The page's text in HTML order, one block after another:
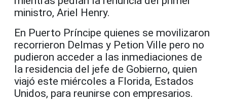
ministro, Ariel Henry.
En Puerto Príncipe quienes se movilizaron
recorrieron Delmas y Petion Ville pero no
pudieron acceder a las inmediaciones de
la residencia del jefe de Gobierno, quien
viajó este miércoles a Florida, Estados
Unidos, para reunirse con empresarios.